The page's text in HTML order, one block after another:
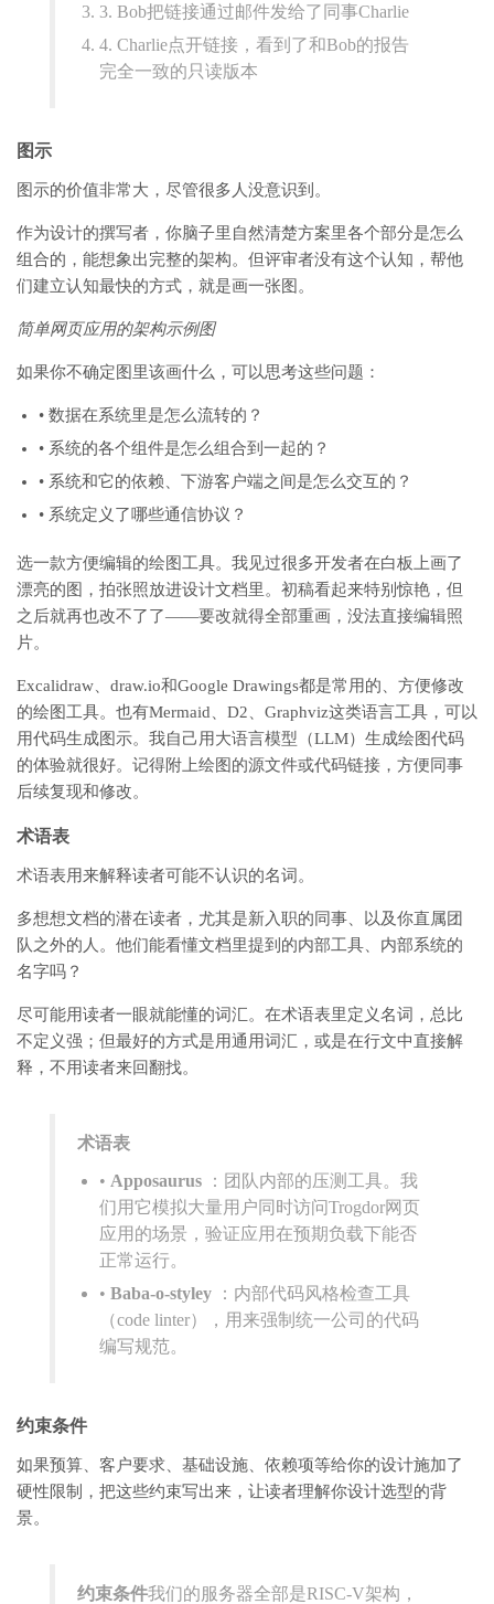
3. Bob把链接通过邮件发给了同事Charlie
4. Charlie点开链接，看到了和Bob的报告
完全一致的只读版本
图示
图示的价值非常大，尽管很多人没意识到。
作为设计的撰写者，你脑子里自然清楚方案里各个部分是怎么
组合的，能想象出完整的架构。但评审者没有这个认知，帮他
们建立认知最快的方式，就是画一张图。
简单网页应用的架构示例图
如果你不确定图里该画什么，可以思考这些问题：
• 数据在系统里是怎么流转的？
• 系统的各个组件是怎么组合到一起的？
• 系统和它的依赖、下游客户端之间是怎么交互的？
• 系统定义了哪些通信协议？
选一款方便编辑的绘图工具。我见过很多开发者在白板上画了
漂亮的图，拍张照放进设计文档里。初稿看起来特别惊艳，但
之后就再也改不了了——要改就得全部重画，没法直接编辑照
片。
Excalidraw、draw.io和Google Drawings都是常用的、方便修改
的绘图工具。也有Mermaid、D2、Graphviz这类语言工具，可以
用代码生成图示。我自己用大语言模型（LLM）生成绘图代码
的体验就很好。记得附上绘图的源文件或代码链接，方便同事
后续复现和修改。
术语表
术语表用来解释读者可能不认识的名词。
多想想文档的潜在读者，尤其是新入职的同事、以及你直属团
队之外的人。他们能看懂文档里提到的内部工具、内部系统的
名字吗？
尽可能用读者一眼就能懂的词汇。在术语表里定义名词，总比
不定义强；但最好的方式是用通用词汇，或是在行文中直接解
释，不用读者来回翻找。
术语表
• Apposaurus ：团队内部的压测工具。我
们用它模拟大量用户同时访问Trogdor网页
应用的场景，验证应用在预期负载下能否
正常运行。
• Baba-o-styley ：内部代码风格检查工具
（code linter），用来强制统一公司的代码
编写规范。
约束条件
如果预算、客户要求、基础设施、依赖项等给你的设计施加了
硬性限制，把这些约束写出来，让读者理解你设计选型的背
景。
约束条件我们的服务器全部是RISC-V架构，